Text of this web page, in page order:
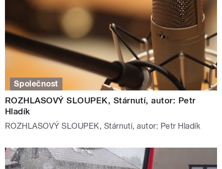
Společnost
ROZHLASOVÝ SLOUPEK, Stárnutí, autor: Petr
Hladík
ROZHLASOVÝ SLOUPEK, Stárnutí, autor: Petr Hladík